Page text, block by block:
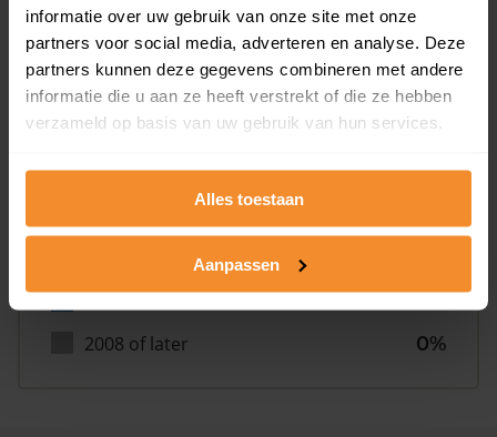
informatie over uw gebruik van onze site met onze
partners voor social media, adverteren en analyse. Deze
partners kunnen deze gegevens combineren met andere
informatie die u aan ze heeft verstrekt of die ze hebben
verzameld op basis van uw gebruik van hun services.
Alles toestaan
Aanpassen
Bouwjaar
2008 of later
0%